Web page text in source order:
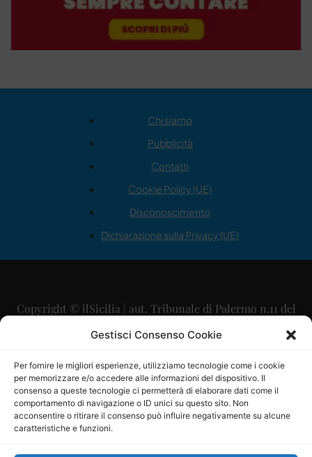
Gestisci Consenso Cookie
Per fornire le migliori esperienze, utilizziamo tecnologie come i cookie
per memorizzare e/o accedere alle informazioni del dispositivo. Il
consenso a queste tecnologie ci permetterà di elaborare dati come il
comportamento di navigazione o ID unici su questo sito. Non
acconsentire o ritirare il consenso può influire negativamente su alcune
caratteristiche e funzioni.
Chi siamo
Pubblicità
Contatti
Cookie Policy (UE)
Disconoscimento
Dichiarazione sulla Privacy (UE)
Copyright © ilSicilia | aut. Tribunale di Palermo n.11 del
29/09/2015
Direttore Editoriale: Maurizio Scaglione
Direttore Responsabile: Maria Calabrese